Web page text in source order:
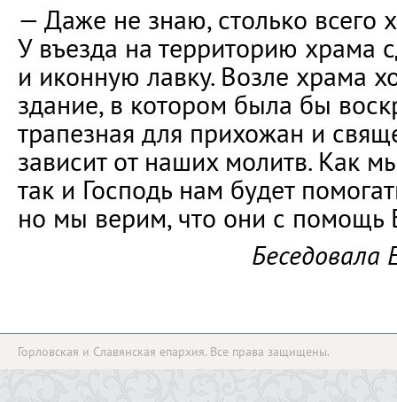
— Даже не знаю, столько всего
У въезда на территорию храма
и иконную лавку. Возле храма
здание, в котором была бы
трапезная для прихожан и
зависит от наших молитв. Как
так и Господь нам будет
но мы верим, что они с помощь
Горловская и Славянская епархия. Все права защищены.